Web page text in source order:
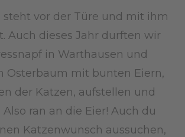
steht vor der Türe und mit ihm
Auch dieses Jahr durften wir
in Warthausen und
Osterbaum mit bunten Eiern,
der Katzen, aufstellen und
ran an die Eier! Auch du
Katzenwunsch aussuchen,